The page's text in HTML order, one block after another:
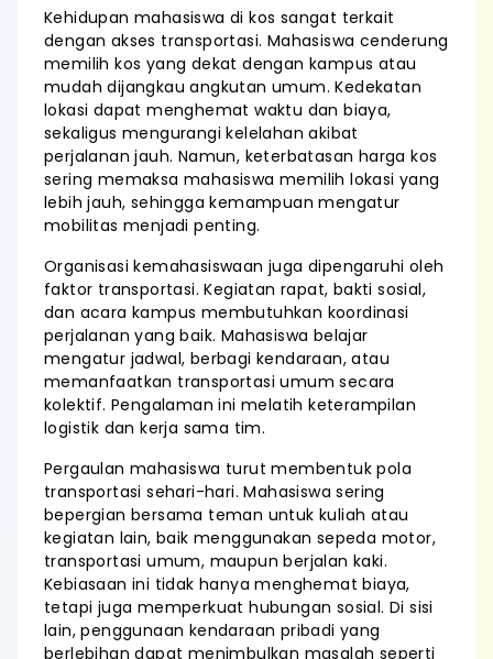
Kehidupan mahasiswa di kos sangat terkait
dengan akses transportasi. Mahasiswa cenderung
memilih kos yang dekat dengan kampus atau
mudah dijangkau angkutan umum. Kedekatan
lokasi dapat menghemat waktu dan biaya,
sekaligus mengurangi kelelahan akibat
perjalanan jauh. Namun, keterbatasan harga kos
sering memaksa mahasiswa memilih lokasi yang
lebih jauh, sehingga kemampuan mengatur
mobilitas menjadi penting.
Organisasi kemahasiswaan juga dipengaruhi oleh
faktor transportasi. Kegiatan rapat, bakti sosial,
dan acara kampus membutuhkan koordinasi
perjalanan yang baik. Mahasiswa belajar
mengatur jadwal, berbagi kendaraan, atau
memanfaatkan transportasi umum secara
kolektif. Pengalaman ini melatih keterampilan
logistik dan kerja sama tim.
Pergaulan mahasiswa turut membentuk pola
transportasi sehari-hari. Mahasiswa sering
bepergian bersama teman untuk kuliah atau
kegiatan lain, baik menggunakan sepeda motor,
transportasi umum, maupun berjalan kaki.
Kebiasaan ini tidak hanya menghemat biaya,
tetapi juga memperkuat hubungan sosial. Di sisi
lain, penggunaan kendaraan pribadi yang
berlebihan dapat menimbulkan masalah seperti